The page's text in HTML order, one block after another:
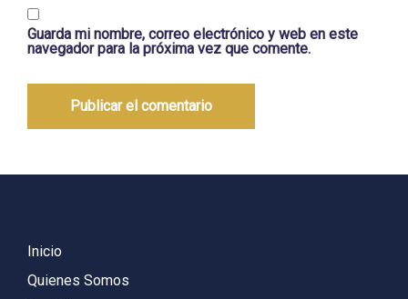
Guarda mi nombre, correo electrónico y web en este
navegador para la próxima vez que comente.
Inicio
Quienes Somos